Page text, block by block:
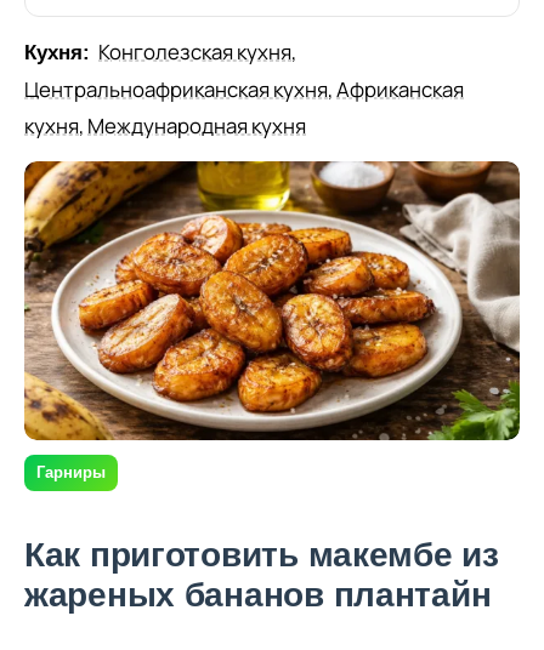
Кухня: Конголезская кухня,
Центральноафриканская кухня,Африканская
кухня, Международная кухня
Гарниры
Как приготовить макембе из
жареных бананов плантайн